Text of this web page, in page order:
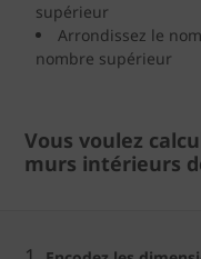
supérieur
Arrondissez le
nombre supérieur
Vous voulez
murs intérieurs